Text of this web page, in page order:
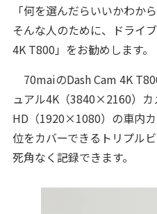
「何を選んだらいいかわか
そんな人のために、ドライ
4K T800」をお勧めします。
70maiのDash Cam 4K
ュアル4K（3840×2160）カ
HD（1920×1080）の車内
位をカバーできるトリプル
死角なく記録できます。